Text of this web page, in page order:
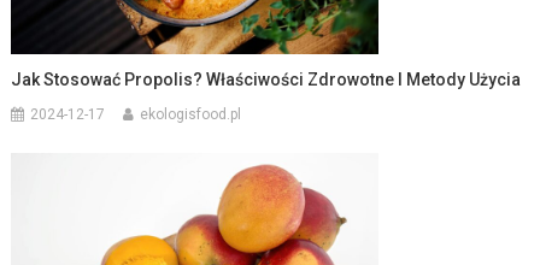
Jak Stosować Propolis? Właściwości Zdrowotne I Metody Użycia
2024-12-17 ekologisfood.pl